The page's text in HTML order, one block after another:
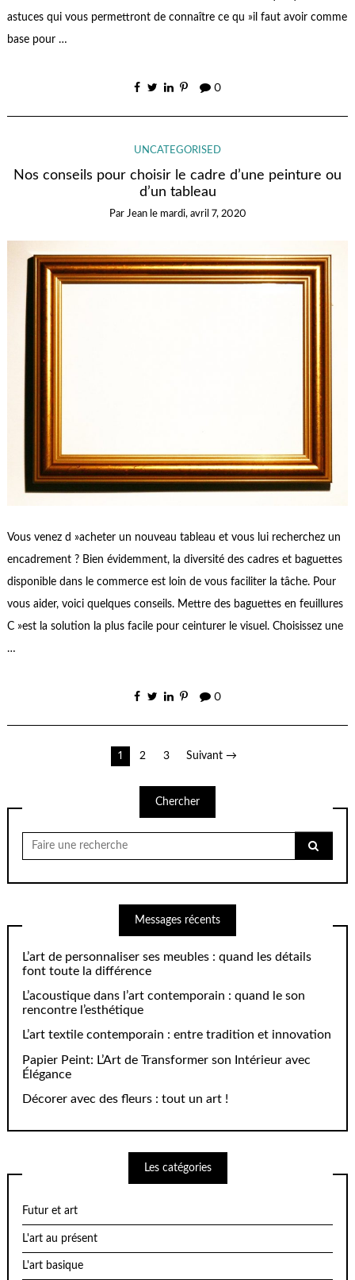
astuces qui vous permettront de connaître ce qu »il faut avoir comme
base pour …
0
UNCATEGORISED
Nos conseils pour choisir le cadre d’une peinture ou
d’un tableau
Par Jean le mardi, avril 7, 2020
Vous venez d »acheter un nouveau tableau et vous lui recherchez un
encadrement ? Bien évidemment, la diversité des cadres et baguettes
disponible dans le commerce est loin de vous faciliter la tâche. Pour
vous aider, voici quelques conseils. Mettre des baguettes en feuillures
C »est la solution la plus facile pour ceinturer le visuel. Choisissez une
…
0
publications
1 2 3 Suivant →
Chercher
Chercher
pour:
Messages récents
L’art de personnaliser ses meubles : quand les détails
font toute la différence
L’acoustique dans l’art contemporain : quand le son
rencontre l’esthétique
L’art textile contemporain : entre tradition et innovation
Papier Peint: L’Art de Transformer son Intérieur avec
Élégance
Décorer avec des fleurs : tout un art !
Les catégories
Futur et art
L'art au présent
L'art basique